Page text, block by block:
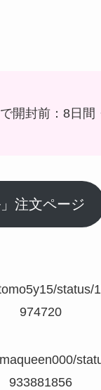
開封前：8日間
注文ページ
status/
974720
933881856